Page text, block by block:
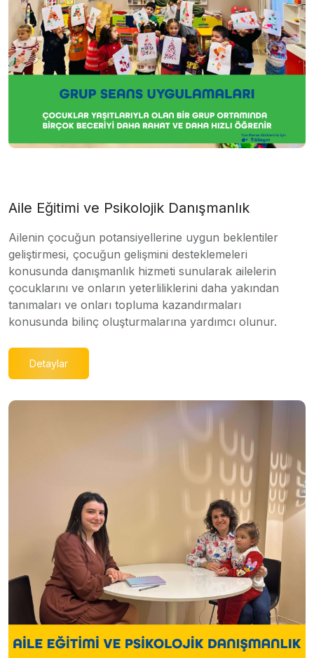
Aile Eğitimi ve Psikolojik Danışmanlık
Ailenin çocuğun potansiyellerine uygun beklentiler
geliştirmesi, çocuğun gelişmini desteklemeleri
konusunda danışmanlık hizmeti sunularak ailelerin
çocuklarını ve onların yeterliliklerini daha yakından
tanımaları ve onları topluma kazandırmaları
konusunda bilinç oluşturmalarına yardımcı olunur.
Detaylar